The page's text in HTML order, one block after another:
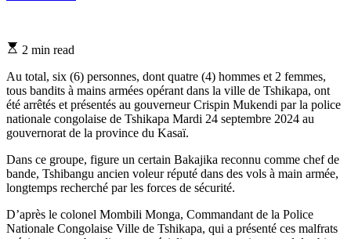
Estimated
time
2 min read
Au total, six (6) personnes, dont quatre (4) hommes et 2 femmes,
tous bandits à mains armées opérant dans la ville de Tshikapa, ont
été arrêtés et présentés au gouverneur Crispin Mukendi par la police
nationale congolaise de Tshikapa Mardi 24 septembre 2024 au
gouvernorat de la province du Kasaï.
Dans ce groupe, figure un certain Bakajika reconnu comme chef de
bande, Tshibangu ancien voleur réputé dans des vols à main armée,
longtemps recherché par les forces de sécurité.
D’après le colonel Mombili Monga, Commandant de la Police
Nationale Congolaise Ville de Tshikapa, qui a présenté ces malfrats